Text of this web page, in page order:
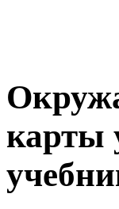
карты